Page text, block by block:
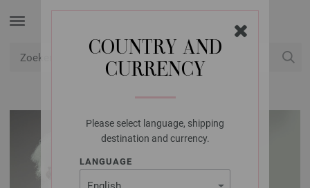
COUNTRY AND
CURRENCY
Please select language, shipping
destination and currency.
LANGUAGE